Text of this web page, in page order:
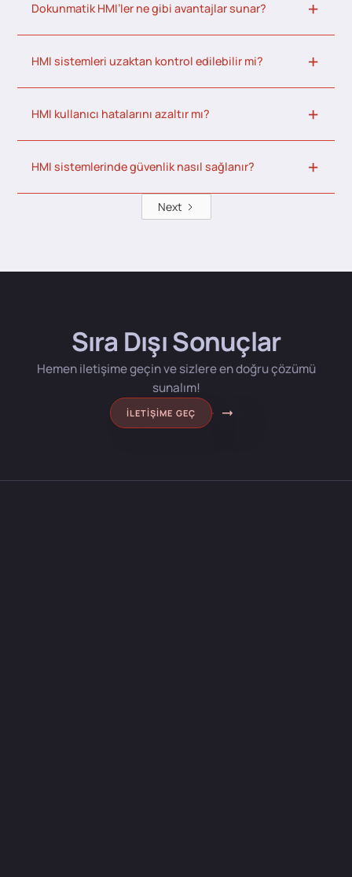
Dokunmatik HMI’ler ne gibi avantajlar sunar?
HMI sistemleri uzaktan kontrol edilebilir mi?
HMI kullanıcı hatalarını azaltır mı?
HMI sistemlerinde güvenlik nasıl sağlanır?
Next
Sıra Dışı Sonuçlar
Hemen iletişime geçin ve sizlere en doğru çözümü
sunalım!
İLETIŞIME GEÇ